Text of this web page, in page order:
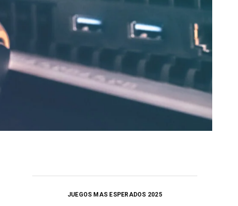
JUEGOS MAS ESPERADOS 2025